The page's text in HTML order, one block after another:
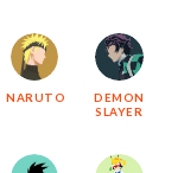
NARUTO
DEMON
SLAYER